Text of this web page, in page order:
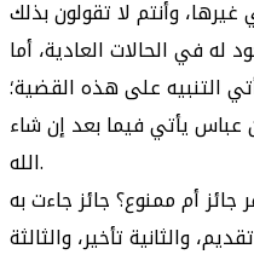
له في الحالات العادية، أما
التنبيه على هذه القضية؛
يأتي فيما بعد إن شاء
الله.
أم ممنوع؟ جائز جاءت به
والثانية تأخير، والثالثة